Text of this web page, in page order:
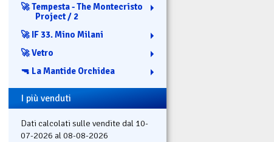
🚀 Tempesta - The Montecristo
Project / 2
🚀 IF 33. Mino Milani
🚀 Vetro
🔫 La Mantide Orchidea
I più venduti
Dati calcolati sulle vendite dal 10-
07-2026 al 08-08-2026